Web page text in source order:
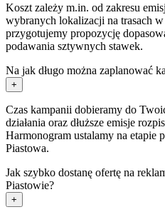
Koszt zależy m.in. od zakresu
wybranych lokalizacji na trasach
przygotujemy propozycję
podawania sztywnych stawek.
Na jak długo można zaplanować
+
Czas kampanii dobieramy do
działania oraz dłuższe emisje
Harmonogram ustalamy na etapie
Piastowa.
Jak szybko dostanę ofertę na
Piastowie?
+